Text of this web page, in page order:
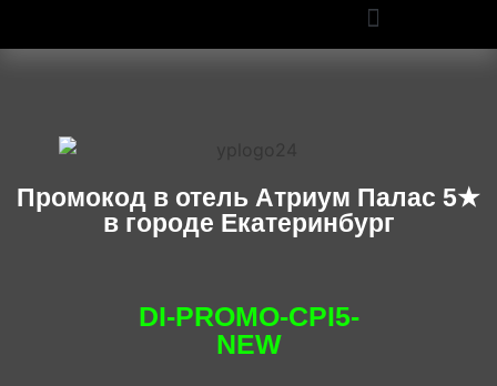
Промокод в отель Атриум Палас 5★
в городе Екатеринбург
DI-PROMO-CPI5-
NEW